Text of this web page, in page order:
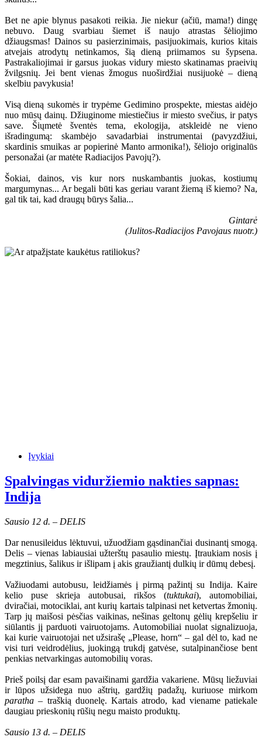
Bet ne apie blynus pasakoti reikia. Jie niekur (ačiū, mama!) dingę
nebuvo. Daug svarbiau šiemet iš naujo atrastas šėliojimo
džiaugsmas! Dainos su pasierzinimais, pasijuokimais, kurios kitais
atvejais atrodytų netinkamos, šią dieną priimamos su šypsena.
Pastrakaliojimai ir garsus juokas vidury miesto skatinamas praeivių
žvilgsnių. Jei bent vienas žmogus nuoširdžiai nusijuokė – dieną
skelbiu pavykusia!
Visą dieną sukomės ir trypėme Gedimino prospekte, miestas aidėjo
nuo mūsų dainų. Džiuginome miestiečius ir miesto svečius, ir patys
save. Šiųmetė šventės tema, ekologija, atskleidė ne vieno
išradingumą: skambėjo savadarbiai instrumentai (pavyzdžiui,
skardinis smuikas ar popierinė Manto armonika!), šėliojo originalūs
personažai (ar matėte Radiacijos Pavojų?).
Šokiai, dainos, vis kur nors nuskambantis juokas, kostiumų
margumynas... Ar begali būti kas geriau varant žiemą iš kiemo? Na,
gal tik tai, kad draugų būrys šalia...
Gintarė
(Julitos-Radiacijos Pavojaus nuotr.)
Įvykiai
Spalvingas viduržiemio nakties sapnas:
Indija
Sausio 12 d. – DELIS
Dar nenusileidus lėktuvui, užuodžiam gąsdinančiai dusinantį smogą.
Delis – vienas labiausiai užterštų pasaulio miestų. Įtraukiam nosis į
megztinius, šalikus ir išlipam į akis graužiantį dulkių ir dūmų debesį.
Važiuodami autobusu, leidžiamės į pirmą pažintį su Indija. Kaire
kelio puse skrieja autobusai, rikšos (tuktukai), automobiliai,
dviračiai, motociklai, ant kurių kartais talpinasi net ketvertas žmonių.
Tarp jų maišosi pėsčias vaikinas, nešinas geltonų gėlių krepšeliu ir
siūlantis jį parduoti vairuotojams. Automobiliai nuolat signalizuoja,
kai kurie vairuotojai net užsirašę „Please, horn“ – gal dėl to, kad ne
visi turi veidrodėlius, juokingą trukdį gatvėse, sutalpinančiose bent
penkias netvarkingas automobilių voras.
Prieš poilsį dar esam pavaišinami gardžia vakariene. Mūsų liežuviai
ir lūpos užsidega nuo aštrių, gardžių padažų, kuriuose mirkom
paratha– traškią duonelę. Kartais atrodo, kad viename patiekale
daugiau prieskonių rūšių negu maisto produktų.
Sausio 13 d. – DELIS